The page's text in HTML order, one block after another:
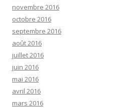
novembre 2016
octobre 2016
septembre 2016
août 2016
juillet 2016
juin 2016
mai 2016
avril 2016
mars 2016